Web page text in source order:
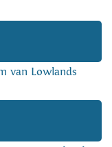
van Lowlands